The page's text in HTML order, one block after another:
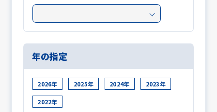
年の指定
2026年 2025年 2024年 2023年
2022年